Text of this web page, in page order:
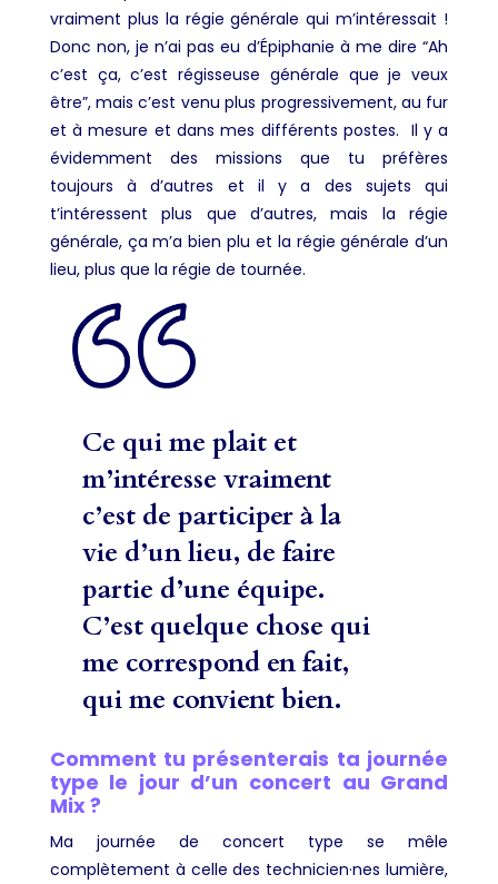
vraiment plus la régie générale qui m’intéressait !
Donc non, je n’ai pas eu d’Épiphanie à me dire “Ah
c’est ça, c’est régisseuse générale que je veux
être”, mais c’est venu plus progressivement, au fur
et à mesure et dans mes différents postes. Il y a
évidemment des missions que tu préfères
toujours à d’autres et il y a des sujets qui
t’intéressent plus que d’autres, mais la régie
générale, ça m’a bien plu et la régie générale d’un
lieu, plus que la régie de tournée.
Ce qui me plait et
m’intéresse vraiment
c’est de participer à la
vie d’un lieu, de faire
partie d’une équipe.
C’est quelque chose qui
me correspond en fait,
qui me convient bien.
Comment tu présenterais ta journée
type le jour d’un concert au Grand
Mix ?
Ma journée de concert type se mêle
complètement à celle des technicien·nes lumière,